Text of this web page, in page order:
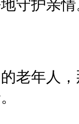
守护亲
年人，